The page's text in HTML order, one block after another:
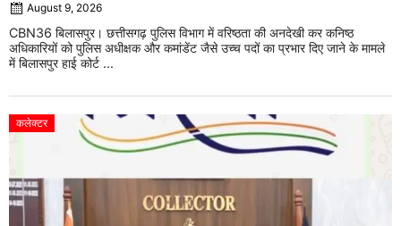
August 9, 2026
CBN36 बिलासपुर। छत्तीसगढ़ पुलिस विभाग में वरिष्ठता की अनदेखी कर कनिष्ठ
अधिकारियों को पुलिस अधीक्षक और कमांडेंट जैसे उच्च पदों का प्रभार दिए जाने के मामले
में बिलासपुर हाई कोर्ट ...
कलेक्टर